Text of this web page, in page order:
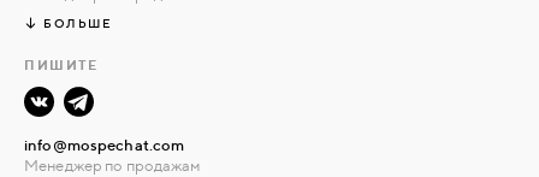
БОЛЬШЕ
ПИШИТЕ
info@mospechat.com
Менеджер по продажам